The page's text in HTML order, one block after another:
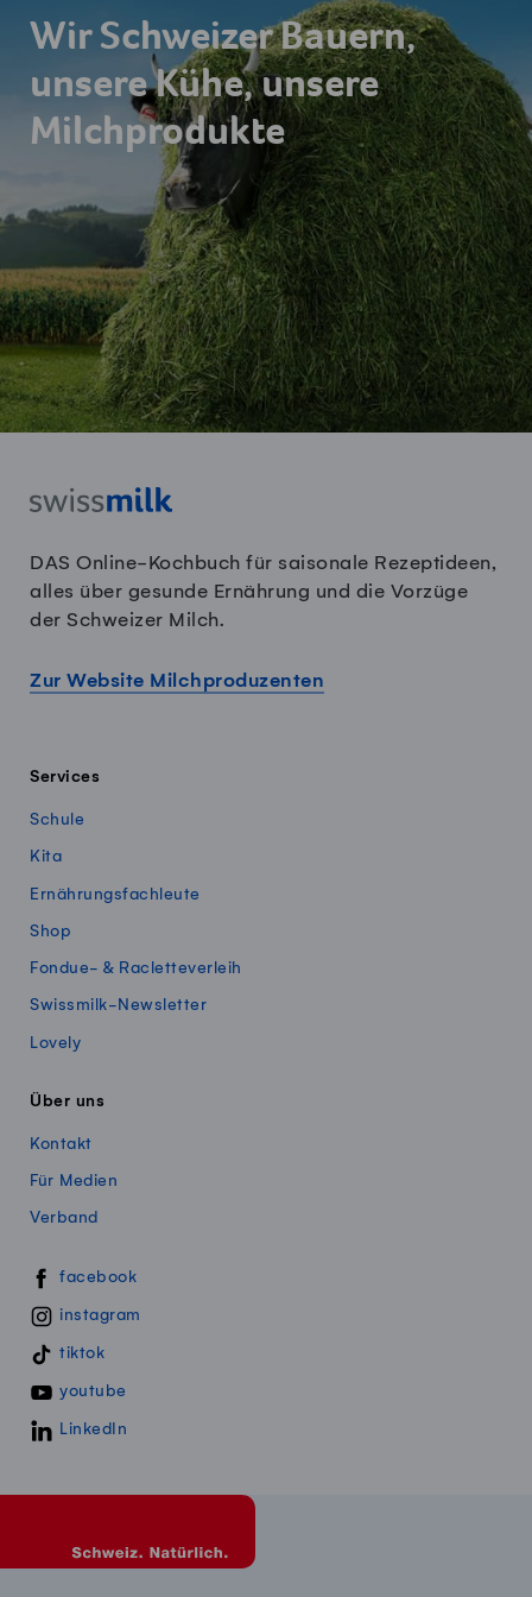
Wir Schweizer Bauern,
unsere Kühe, unsere
Milchprodukte
DAS Online-Kochbuch für saisonale Rezeptideen,
alles über gesunde Ernährung und die Vorzüge
der Schweizer Milch.
Zur Website Milchproduzenten
Services
Schule
Kita
Ernährungsfachleute
Shop
Fondue- & Racletteverleih
Swissmilk-Newsletter
Lovely
Über uns
Kontakt
Für Medien
Verband
Swissmillk auf Social Media
facebook
instagram
tiktok
youtube
LinkedIn